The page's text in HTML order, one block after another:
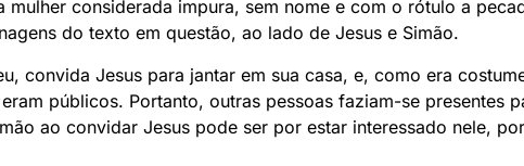
mulher considerada impura, sem nome e com o rótulo a
do texto em questão, ao lado de Jesus e Simão.
convida Jesus para jantar em sua casa, e, como era
públicos. Portanto, outras pessoas faziam-se presentes
ao convidar Jesus pode ser por estar interessado nele,